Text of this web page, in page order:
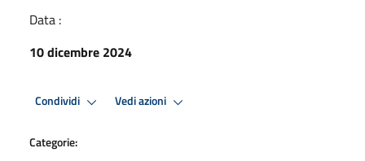
Data :
10 dicembre 2024
Condividi Vedi azioni
Categorie: